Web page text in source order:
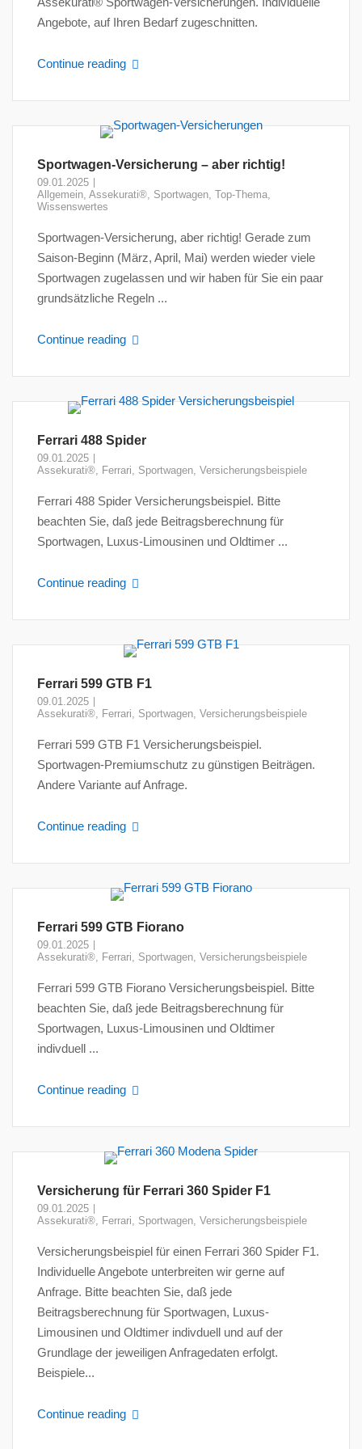
Angebote, auf Ihren Bedarf zugeschnitten.
Continue reading
Sportwagen-Versicherung – aber richtig!
09.01.2025
Allgemein, Assekurati®, Sportwagen, Top-Thema,
Wissenswertes
Sportwagen-Versicherung, aber richtig! Gerade zum
Saison-Beginn (März, April, Mai) werden wieder viele
Sportwagen zugelassen und wir haben für Sie ein paar
grundsätzliche Regeln ...
Continue reading
Ferrari 488 Spider
09.01.2025
Assekurati®, Ferrari, Sportwagen, Versicherungsbeispiele
Ferrari 488 Spider Versicherungsbeispiel. Bitte
beachten Sie, daß jede Beitragsberechnung für
Sportwagen, Luxus-Limousinen und Oldtimer ...
Continue reading
Ferrari 599 GTB F1
09.01.2025
Assekurati®, Ferrari, Sportwagen, Versicherungsbeispiele
Ferrari 599 GTB F1 Versicherungsbeispiel.
Sportwagen-Premiumschutz zu günstigen Beiträgen.
Andere Variante auf Anfrage.
Continue reading
Ferrari 599 GTB Fiorano
09.01.2025
Assekurati®, Ferrari, Sportwagen, Versicherungsbeispiele
Ferrari 599 GTB Fiorano Versicherungsbeispiel. Bitte
beachten Sie, daß jede Beitragsberechnung für
Sportwagen, Luxus-Limousinen und Oldtimer
indivduell ...
Continue reading
Versicherung für Ferrari 360 Spider F1
09.01.2025
Assekurati®, Ferrari, Sportwagen, Versicherungsbeispiele
Versicherungsbeispiel für einen Ferrari 360 Spider F1.
Individuelle Angebote unterbreiten wir gerne auf
Anfrage. Bitte beachten Sie, daß jede
Beitragsberechnung für Sportwagen, Luxus-
Limousinen und Oldtimer indivduell und auf der
Grundlage der jeweiligen Anfragedaten erfolgt.
Beispiele...
Continue reading